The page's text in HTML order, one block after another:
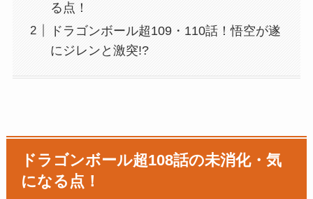
る点！
ドラゴンボール超109・110話！悟空が遂
にジレンと激突!?
ドラゴンボール超108話の未消化・気
になる点！